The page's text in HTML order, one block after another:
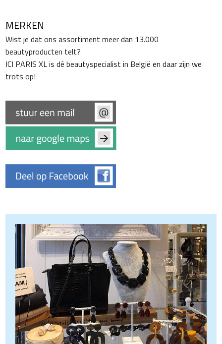
MERKEN
Wist je dat ons assortiment meer dan 13.000
beautyproducten telt?
ICI PARIS XL is dé beautyspecialist in België en daar zijn we
trots op!